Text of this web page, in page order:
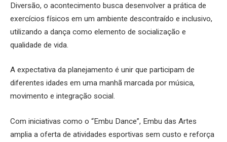
Diversão, o acontecimento busca desenvolver a prática de
exercícios físicos em um ambiente descontraído e inclusivo,
utilizando a dança como elemento de socialização e
qualidade de vida.
A expectativa da planejamento é unir que participam de
diferentes idades em uma manhã marcada por música,
movimento e integração social.
Com iniciativas como o “Embu Dance”, Embu das Artes
amplia a oferta de atividades esportivas sem custo e reforça